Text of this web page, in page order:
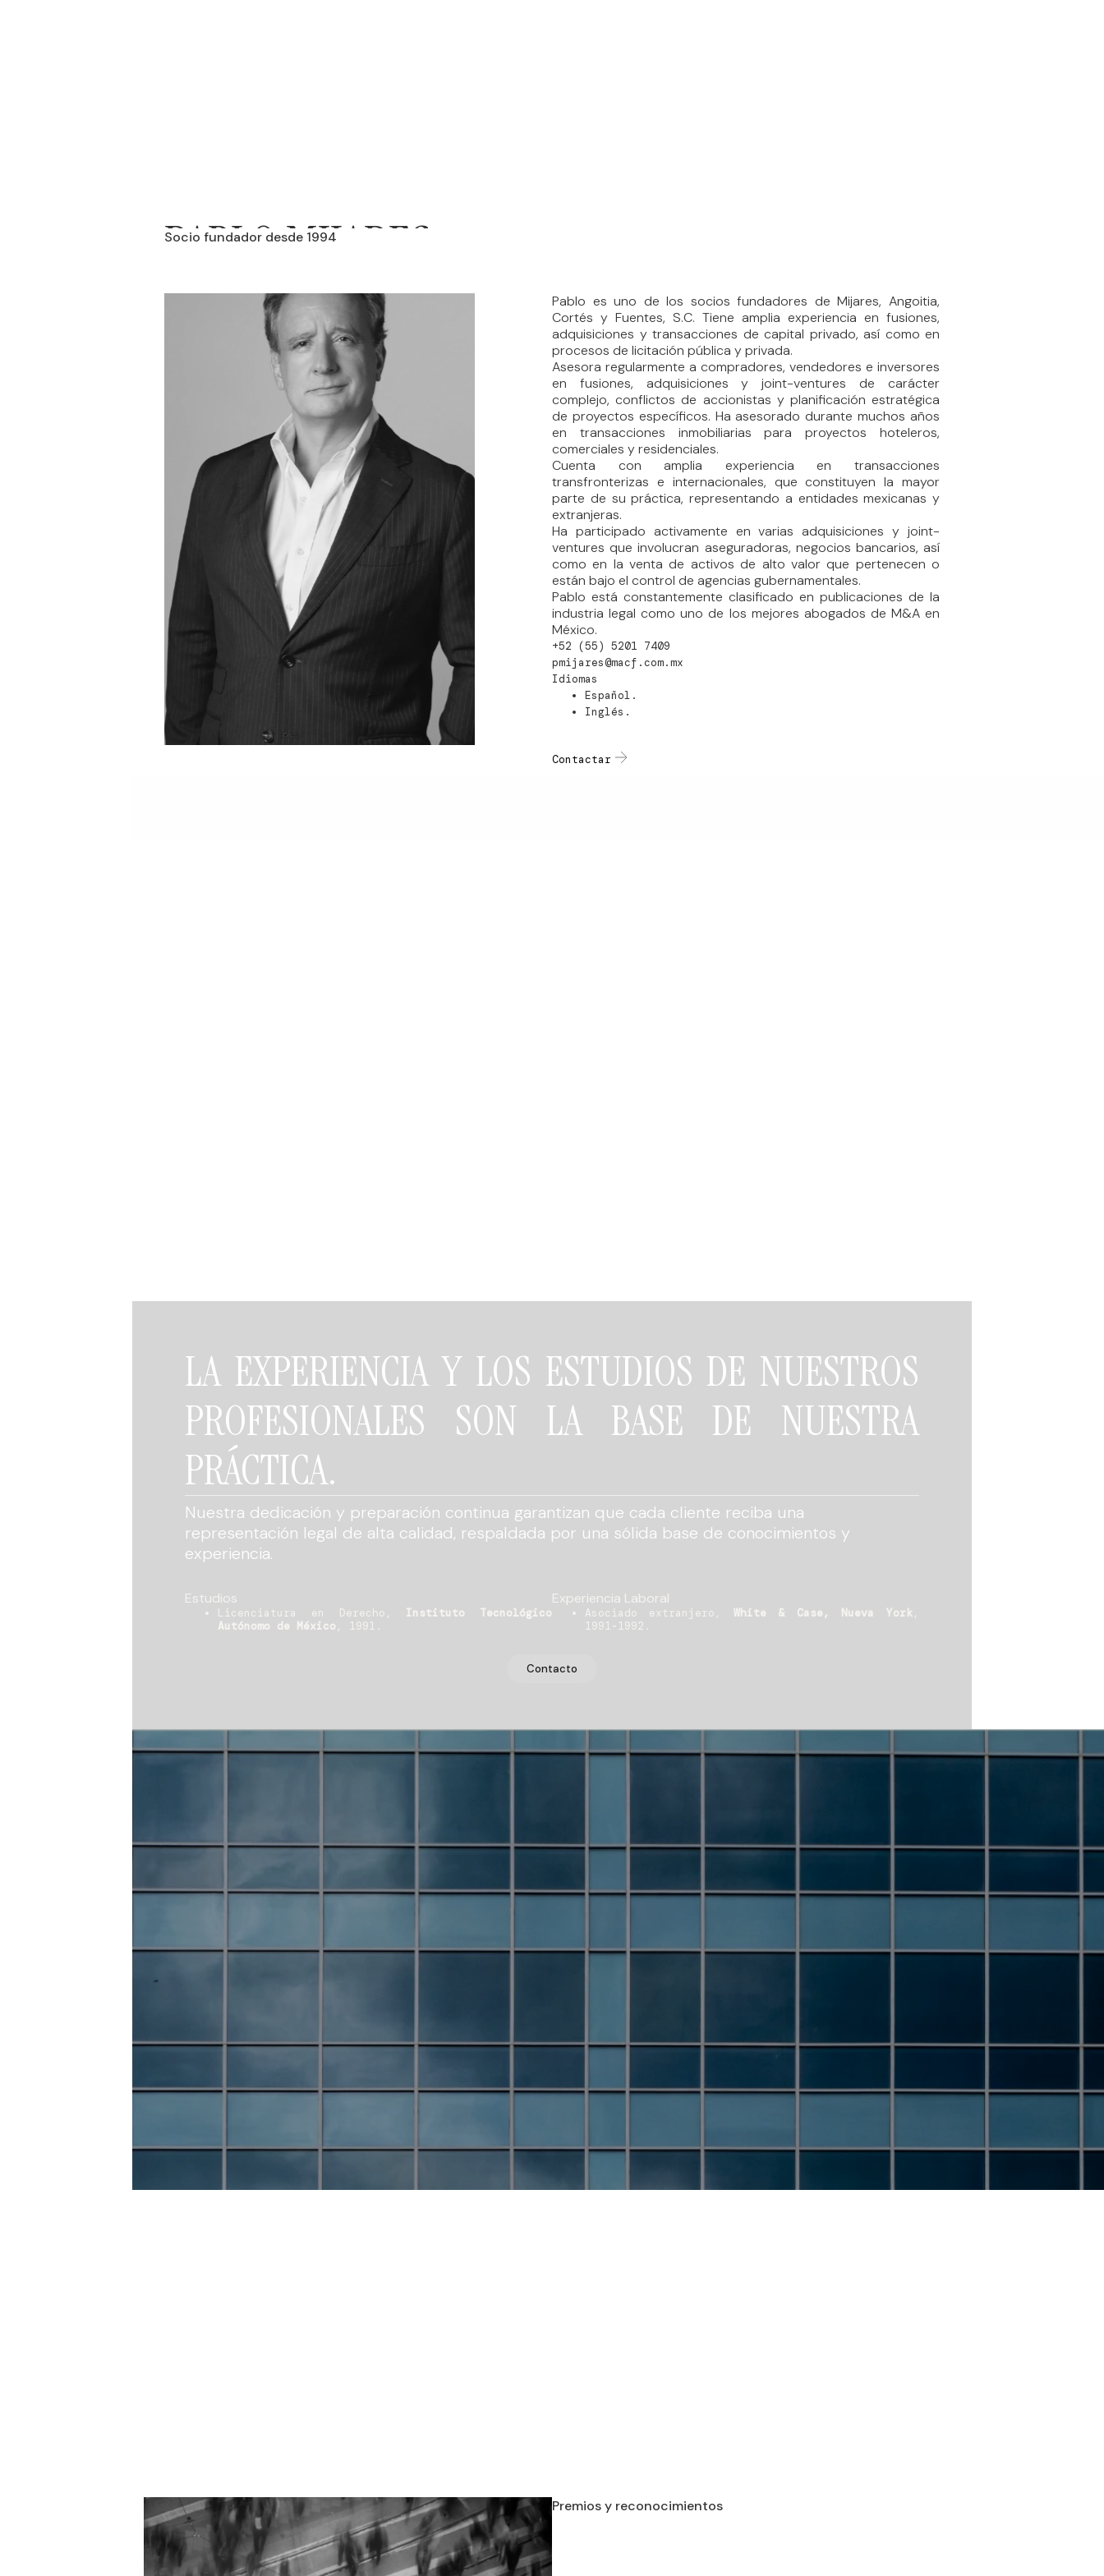
PABLO MIJARES
Socio fundador desde 1994
Pablo es uno de los socios fundadores de Mijares, Angoitia,
Cortés y Fuentes, S.C. Tiene amplia experiencia en fusiones,
adquisiciones y transacciones de capital privado, así como en
procesos de licitación pública y privada.
Asesora regularmente a compradores, vendedores e inversores
en fusiones, adquisiciones y joint-ventures de carácter
complejo, conflictos de accionistas y planificación estratégica
de proyectos específicos. Ha asesorado durante muchos años
en transacciones inmobiliarias para proyectos hoteleros,
comerciales y residenciales.
Cuenta con amplia experiencia en transacciones
transfronterizas e internacionales, que constituyen la mayor
parte de su práctica, representando a entidades mexicanas y
extranjeras.
Ha participado activamente en varias adquisiciones y joint-
ventures que involucran aseguradoras, negocios bancarios, así
como en la venta de activos de alto valor que pertenecen o
están bajo el control de agencias gubernamentales.
Pablo está constantemente clasificado en publicaciones de la
industria legal como uno de los mejores abogados de M&A en
México.
+52 (55) 5201 7409
pmijares@macf.com.mx
Idiomas
Español.
Inglés.
Contactar
LA EXPERIENCIA Y LOS ESTUDIOS DE NUESTROS
PROFESIONALES SON LA BASE DE NUESTRA
PRÁCTICA.
Nuestra dedicación y preparación continua garantizan que cada cliente reciba una
representación legal de alta calidad, respaldada por una sólida base de conocimientos y
experiencia.
Estudios
Licenciatura en Derecho, Instituto Tecnológico
Autónomo de México , 1991.
Experiencia Laboral
Asociado extranjero, White & Case, Nueva York,
1991-1992.
Contacto
Premios y reconocimientos